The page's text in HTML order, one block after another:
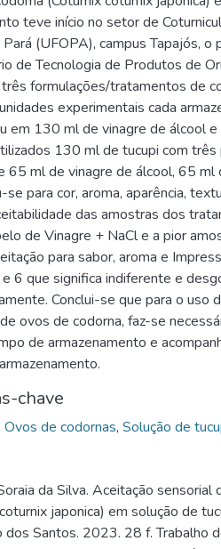
teve início no setor de
(UFOPA), campus Tapajós, o
de Tecnologia de Produtos de
formulações/tratamentos de
experimentais cada
em 130 ml de vinagre de álcool
130 ml de tucupi com
65 ml de vinagre de álcool, 65 ml
se para cor, aroma, aparência,
das amostras dos
de Vinagre + NaCl e a pior
para sabor, aroma e
6 que significa indiferente e
Conclui-se que para o uso
ovos de codorna, faz-se
de armazenamento e
chave
Ovos de codornas, Solução de
da Silva. Aceitação
japonica) em solução de
dos Santos. 2023. 28 f. Trabalho